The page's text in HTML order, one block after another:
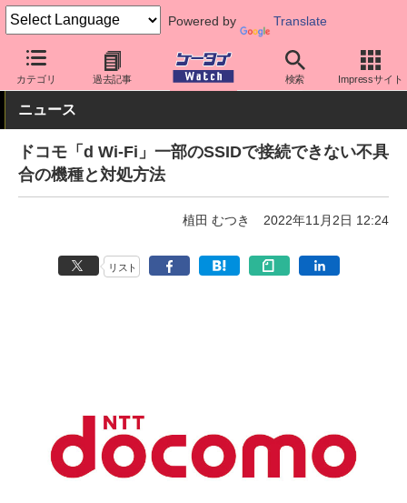
Powered by Translate
カテゴリ 過去記事 検索 Impressサイト
ケータイ Watch キャリア ドコモ 周辺機器
ニュース
ドコモ「d Wi-Fi」一部のSSIDで接続できない不具
合の機種と対処方法
植田 むつき 2022年11月2日 12:24
リスト